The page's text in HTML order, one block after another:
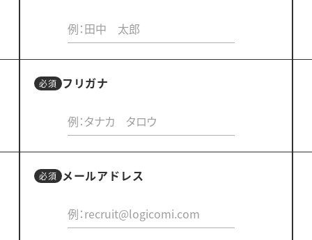
フリガナ
メールアドレス